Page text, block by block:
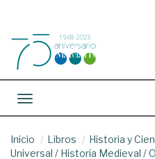
Toggle navigation
Inicio Libros Historia y
Universal / Historia Medieval /